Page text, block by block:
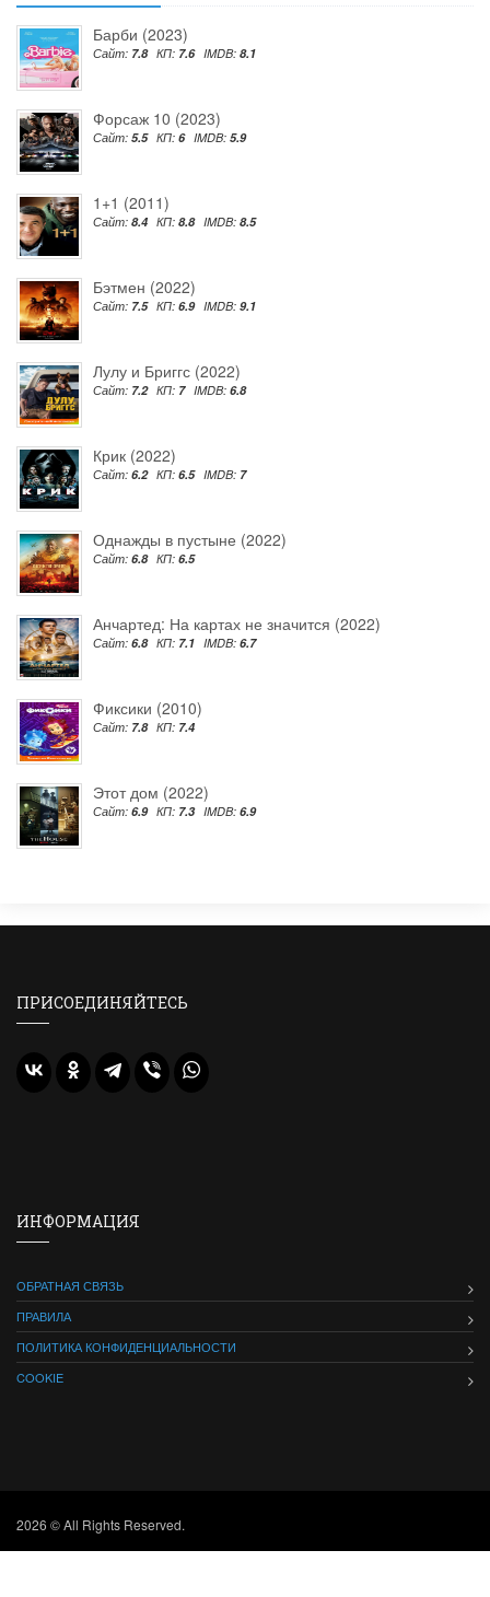
Барби (2023)
Сайт: 7.8 КП: 7.6 IMDB: 8.1
Форсаж 10 (2023)
Сайт: 5.5 КП: 6 IMDB: 5.9
1+1 (2011)
Сайт: 8.4 КП: 8.8 IMDB: 8.5
Бэтмен (2022)
Сайт: 7.5 КП: 6.9 IMDB: 9.1
Лулу и Бриггс (2022)
Сайт: 7.2 КП: 7 IMDB: 6.8
Крик (2022)
Сайт: 6.2 КП: 6.5 IMDB: 7
Однажды в пустыне (2022)
Сайт: 6.8 КП: 6.5
Анчартед: На картах не значится (2022)
Сайт: 6.8 КП: 7.1 IMDB: 6.7
Фиксики (2010)
Сайт: 7.8 КП: 7.4
Этот дом (2022)
Сайт: 6.9 КП: 7.3 IMDB: 6.9
ПРИСОЕДИНЯЙТЕСЬ
ИНФОРМАЦИЯ
ОБРАТНАЯ СВЯЗЬ
ПРАВИЛА
ПОЛИТИКА КОНФИДЕНЦИАЛЬНОСТИ
COOKIE
2026 © All Rights Reserved.